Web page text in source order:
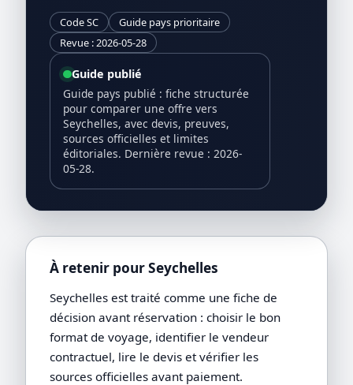
Code SC
Guide pays prioritaire
Revue : 2026-05-28
Guide publié
Guide pays publié : fiche structurée
pour comparer une offre vers
Seychelles, avec devis, preuves,
sources officielles et limites
éditoriales. Dernière revue : 2026-
05-28.
À retenir pour Seychelles
Seychelles est traité comme une fiche de
décision avant réservation : choisir le bon
format de voyage, identifier le vendeur
contractuel, lire le devis et vérifier les
sources officielles avant paiement.